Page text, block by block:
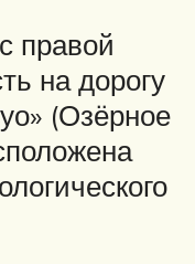
правой
на дорогу
(Озёрное